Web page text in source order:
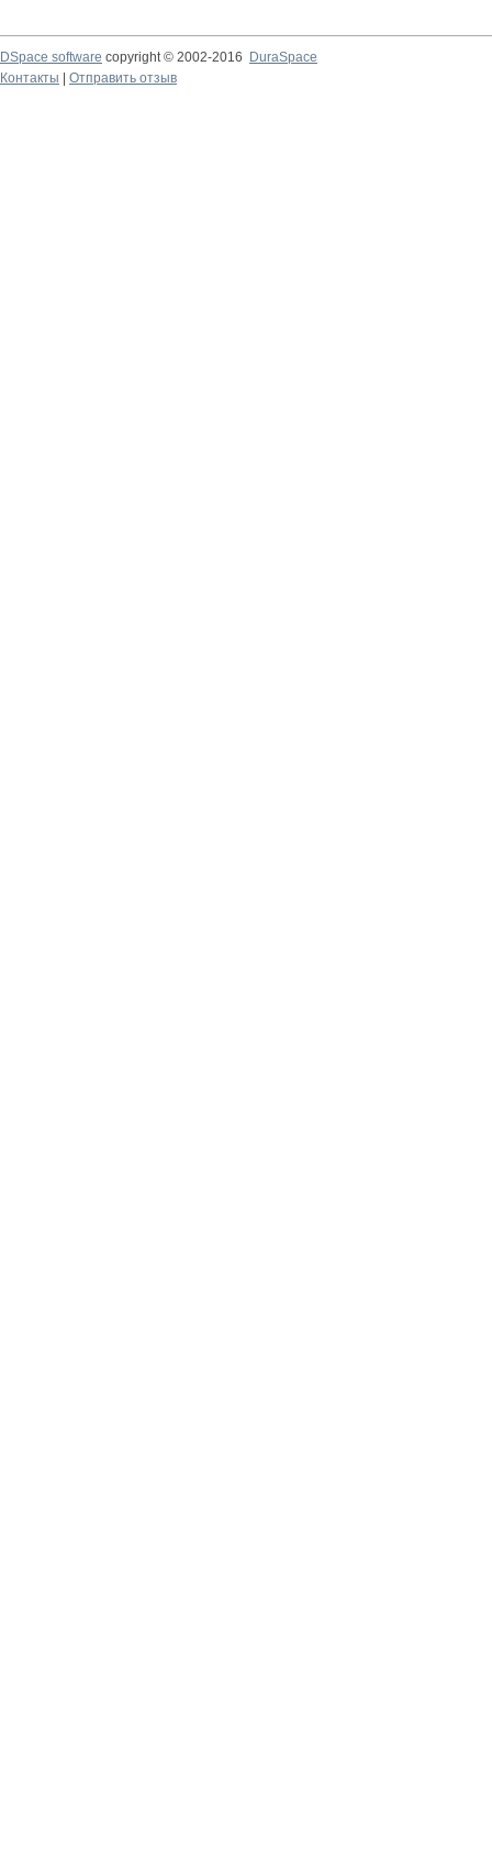
DSpace software copyright © 2002-2016
DuraSpace
Контакты
Отправить отзыв